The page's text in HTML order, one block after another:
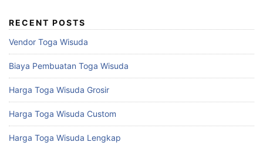
RECENT POSTS
Vendor Toga Wisuda
Biaya Pembuatan Toga Wisuda
Harga Toga Wisuda Grosir
Harga Toga Wisuda Custom
Harga Toga Wisuda Lengkap